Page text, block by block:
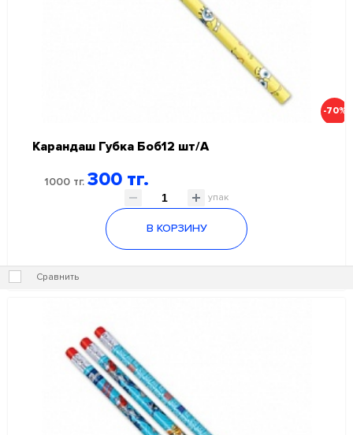
-70%
Карандаш Губка Боб12 шт/А
1000 тг. 300 тг.
упак
В КОРЗИНУ
Сравнить